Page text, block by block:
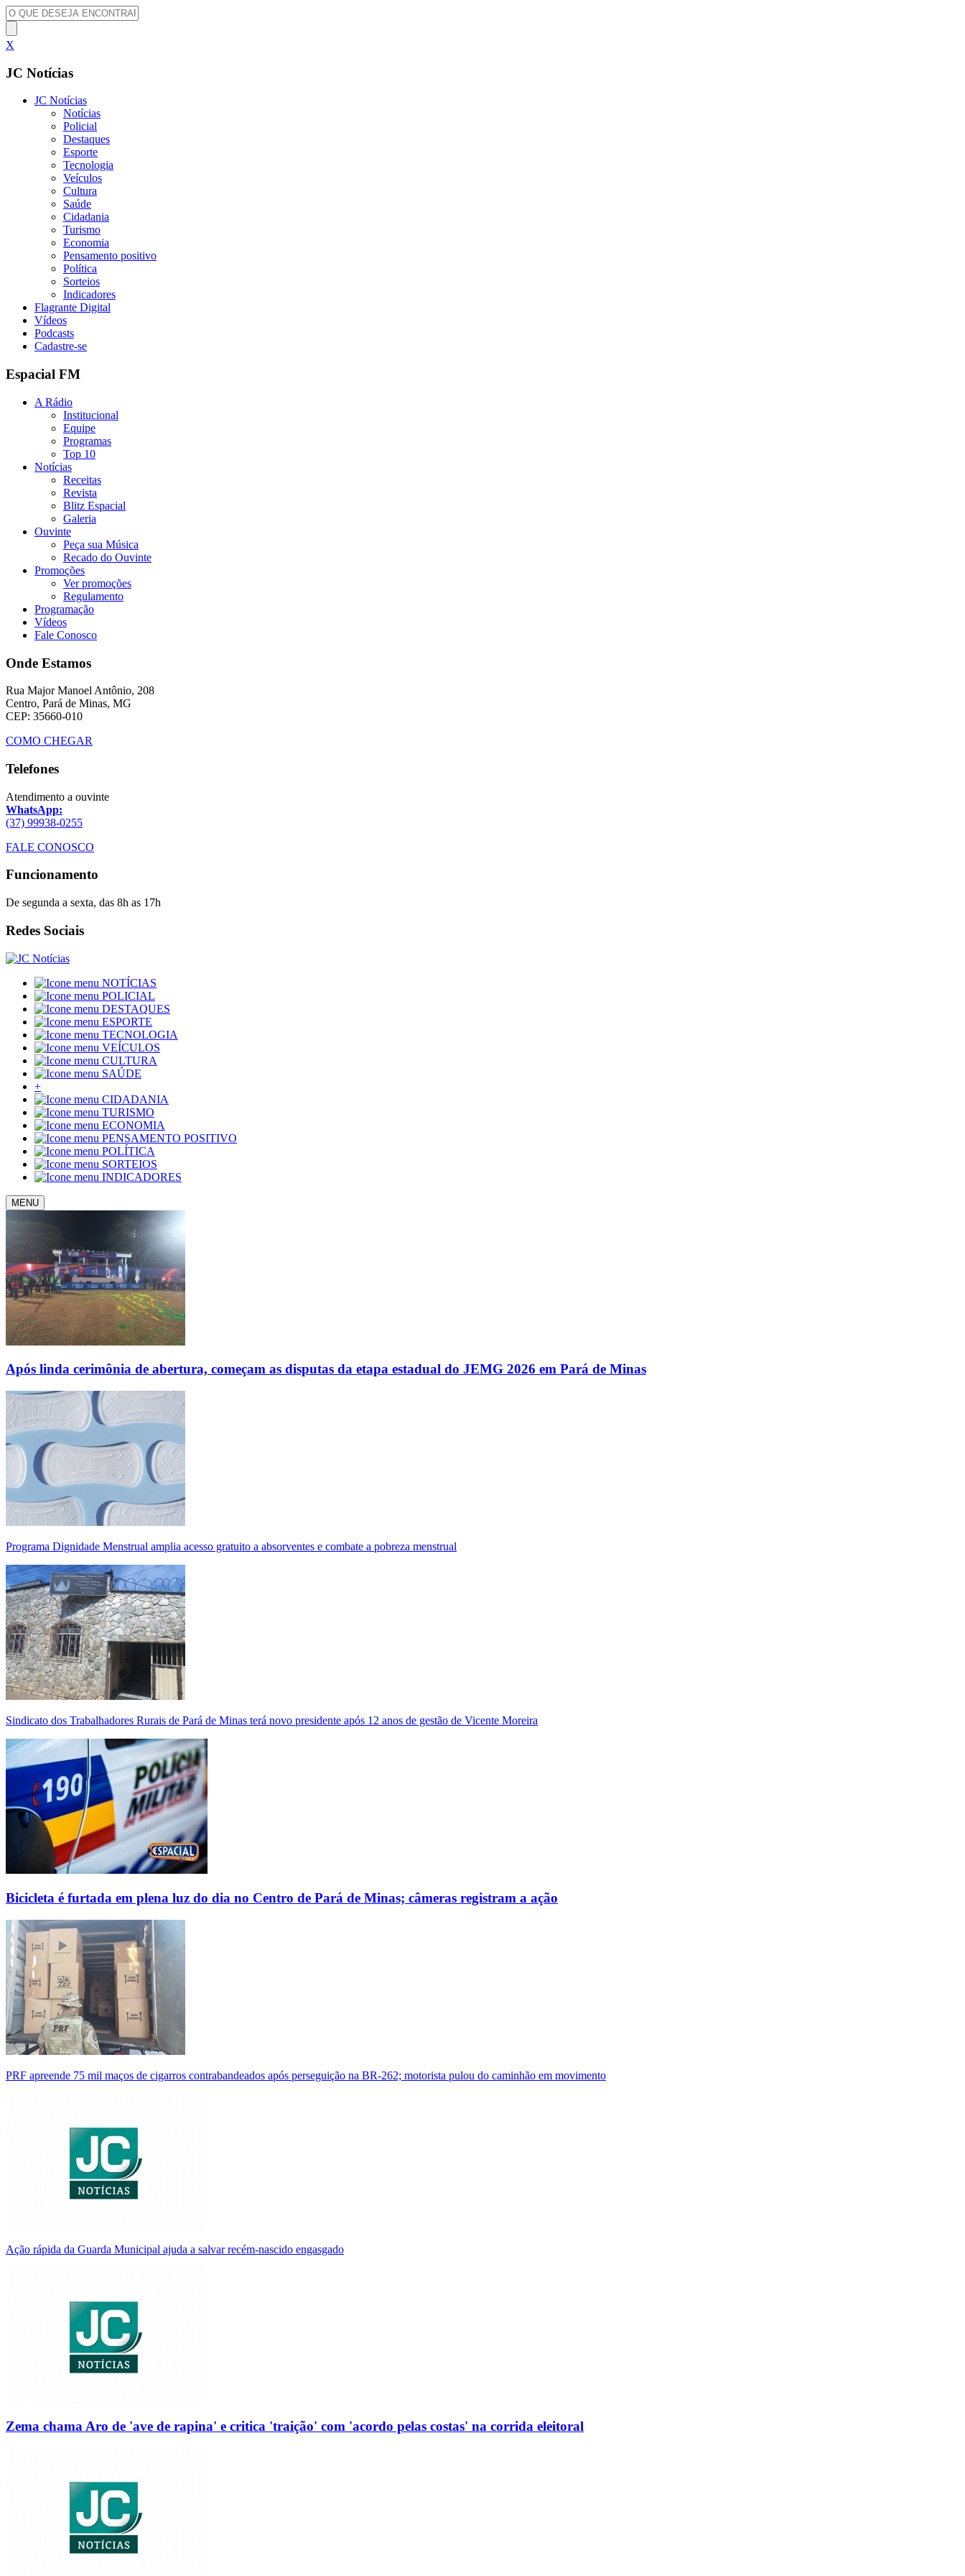
X
JC Notícias
JC Notícias
Notícias
Policial
Destaques
Esporte
Tecnologia
Veículos
Cultura
Saúde
Cidadania
Turismo
Economia
Pensamento positivo
Política
Sorteios
Indicadores
Flagrante Digital
Vídeos
Podcasts
Cadastre-se
Espacial FM
A Rádio
Institucional
Equipe
Programas
Top 10
Notícias
Receitas
Revista
Blitz Espacial
Galeria
Ouvinte
Peça sua Música
Recado do Ouvinte
Promoções
Ver promoções
Regulamento
Programação
Vídeos
Fale Conosco
Onde Estamos
Rua Major Manoel Antônio, 208
Centro, Pará de Minas, MG
CEP: 35660-010
COMO CHEGAR
Telefones
Atendimento a ouvinte
WhatsApp:
(37) 99938-0255
FALE CONOSCO
Funcionamento
De segunda a sexta, das 8h as 17h
Redes Sociais
NOTÍCIAS
POLICIAL
DESTAQUES
ESPORTE
TECNOLOGIA
VEÍCULOS
CULTURA
SAÚDE
+
CIDADANIA
TURISMO
ECONOMIA
PENSAMENTO POSITIVO
POLÍTICA
SORTEIOS
INDICADORES
MENU
Após linda cerimônia de abertura, começam as disputas da etapa estadual do JEMG 2026 em Pará de Minas
Programa Dignidade Menstrual amplia acesso gratuito a absorventes e combate a pobreza menstrual
Sindicato dos Trabalhadores Rurais de Pará de Minas terá novo presidente após 12 anos de gestão de Vicente Moreira
Bicicleta é furtada em plena luz do dia no Centro de Pará de Minas; câmeras registram a ação
PRF apreende 75 mil maços de cigarros contrabandeados após perseguição na BR-262; motorista pulou do caminhão em movimento
Ação rápida da Guarda Municipal ajuda a salvar recém-nascido engasgado
Zema chama Aro de 'ave de rapina' e critica 'traição' com 'acordo pelas costas' na corrida eleitoral